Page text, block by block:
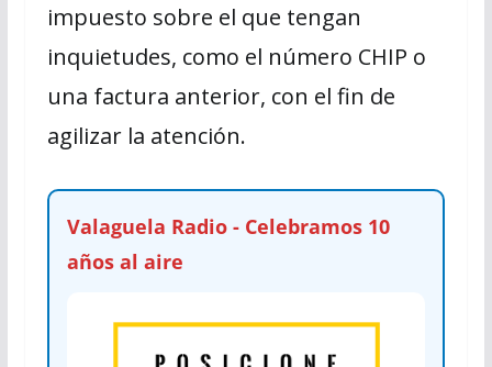
impuesto sobre el que tengan
inquietudes, como el número CHIP o
una factura anterior, con el fin de
agilizar la atención.
Valaguela Radio - Celebramos 10
años al aire